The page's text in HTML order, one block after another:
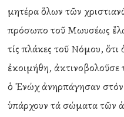
μητέρα ὅλων τῶν
πρόσωπο τοῦ Μωυσέως
τίς πλάκες τοῦ Νόμου,
ἐκοιμήθη, ἀκτινοβολοῦσε
ὁ Ἐνώχ ἀνηρπάγησαν
ὑπάρχουν τά σώματα τῶν